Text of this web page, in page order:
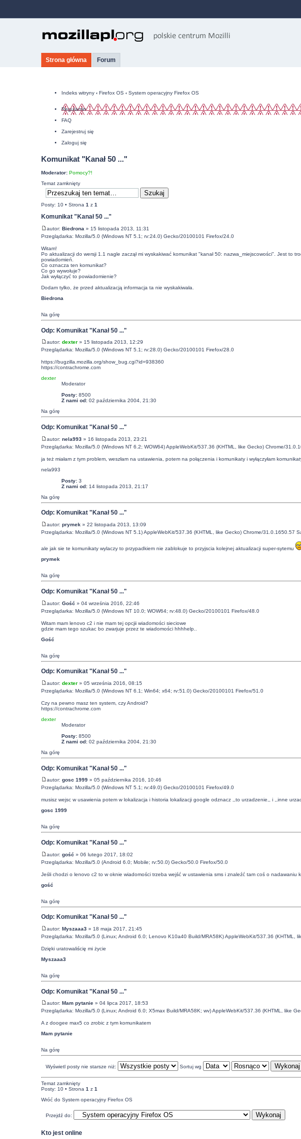
Strona główna Forum
Indeks witryny ‹ Firefox OS ‹ System operacyjny Firefox OS
Regulamin
FAQ
Zarejestruj się
Zaloguj się
Komunikat "Kanał 50 ..."
Moderator: Pomocy?!
Temat zamknięty
Posty: 10 • Strona 1 z 1
Komunikat "Kanał 50 ..."
autor: Biedrona » 15 listopada 2013, 11:31
Przeglądarka: Mozilla/5.0 (Windows NT 5.1; rv:24.0) Gecko/20100101 Firefox/24.0
Witam!
Po aktualizacji do wersji 1.1 nagle zaczął mi wyskakiwać komunikat "kanał 50: nazwa_miejscowości". Jest to
powiadomień.
Co oznacza ten komunikat?
Co go wywołuje?
Jak wyłączyć to powiadomienie?
Dodam tylko, że przed aktualizacją informacja ta nie wyskakiwała.
Biedrona
Na górę
Odp: Komunikat "Kanał 50 ..."
autor: dexter» 15 listopada 2013, 12:29
Przeglądarka: Mozilla/5.0 (Windows NT 5.1; rv:28.0) Gecko/20100101 Firefox/28.0
https://bugzilla.mozilla.org/show_bug.cgi?id=938360
https://contrachrome.com
dexter
Moderator
Posty:8500
Z nami od:02 października 2004, 21:30
Na górę
Odp: Komunikat "Kanał 50 ..."
autor: nela993» 16 listopada 2013, 23:21
Przeglądarka: Mozilla/5.0 (Windows NT 6.2; WOW64) AppleWebKit/537.36 (KHTML, like Gecko) Chrome/
ja też miałam z tym problem, weszłam na ustawienia, potem na połączenia i komunikaty i wyłączyłam
nela993
Posty:3
Z nami od:14 listopada 2013, 21:17
Na górę
Odp: Komunikat "Kanał 50 ..."
autor: prymek » 22 listopada 2013, 13:09
Przeglądarka: Mozilla/5.0 (Windows NT 5.1) AppleWebKit/537.36 (KHTML, like Gecko) Chrome/31.0.1650.57
ale jak sie te komunikaty wylaczy to przypadkiem nie zablokuje to przyjscia kolejnej aktualizacji super-sytemu
prymek
Na górę
Odp: Komunikat "Kanał 50 ..."
autor: Gość » 04 września 2016, 22:46
Przeglądarka: Mozilla/5.0 (Windows NT 10.0; WOW64; rv:48.0) Gecko/20100101 Firefox/48.0
Witam mam lenovo c2 i nie mam tej opcjii wiadomości sieciowe
gdzie mam tego szukac bo zwarjuje przez te wiadomości hhhhelp..
Gość
Na górę
Odp: Komunikat "Kanał 50 ..."
autor: dexter» 05 września 2016, 08:15
Przeglądarka: Mozilla/5.0 (Windows NT 6.1; Win64; x64; rv:51.0) Gecko/20100101 Firefox/51.0
Czy na pewno masz ten system, czy Android?
https://contrachrome.com
dexter
Moderator
Posty:8500
Z nami od:02 października 2004, 21:30
Na górę
Odp: Komunikat "Kanał 50 ..."
autor: gosc 1999» 05 października 2016, 10:46
Przeglądarka: Mozilla/5.0 (Windows NT 5.1; rv:49.0) Gecko/20100101 Firefox/49.0
musisz wejsc w usawienia potem w lokalizacja i historia lokalizacji google odznacz ,,to urzadzenie,, i ,,inne
gosc 1999
Na górę
Odp: Komunikat "Kanał 50 ..."
autor: gość » 06 lutego 2017, 18:02
Przeglądarka: Mozilla/5.0 (Android 6.0; Mobile; rv:50.0) Gecko/50.0 Firefox/50.0
Jeśli chodzi o lenovo c2 to w oknie wiadomości trzeba wejść w ustawienia sms i znaleźć tam coś o
gość
Na górę
Odp: Komunikat "Kanał 50 ..."
autor: Myszaaa3» 18 maja 2017, 21:45
Przeglądarka: Mozilla/5.0 (Linux; Android 6.0; Lenovo K10a40 Build/MRA58K) AppleWebKit/537.36 (KHTML,
Dzięki uratowaliścię mi życie
Myszaaa3
Na górę
Odp: Komunikat "Kanał 50 ..."
autor: Mam pytanie» 04 lipca 2017, 18:53
Przeglądarka: Mozilla/5.0 (Linux; Android 6.0; X5max Build/MRA58K; wv) AppleWebKit/537.36 (KHTML, like
A z doogee max5 co zrobic z tym komunikatem
Mam pytanie
Na górę
Wyświetl posty nie starsze niż: Sortuj wg
Temat zamknięty
Posty: 10 • Strona 1 z 1
Wróć do System operacyjny Firefox OS
Przejdź do:
Kto jest online